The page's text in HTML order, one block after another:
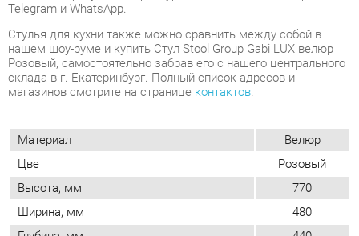
Материал
Велюр
Цвет
Розовый
Высота, мм
Глубина, мм
440
Вес упаковок, кг
6.1
Форма
Круглые
Обивка
Тканевая
Мягкая спинка
Да